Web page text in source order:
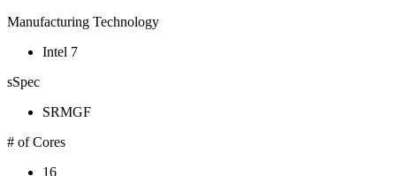
Manufacturing Technology
Intel 7
sSpec
SRMGF
# of Cores
16